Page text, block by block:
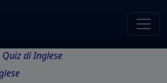
Quiz di Inglese